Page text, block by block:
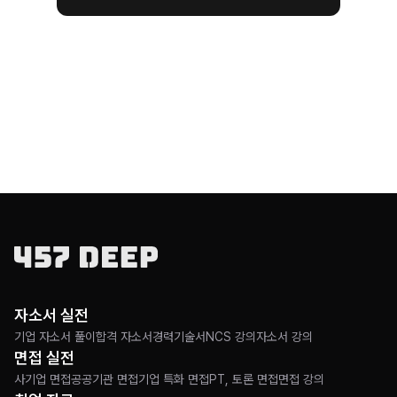
자소서 실전
기업 자소서 풀이 합격 자소서경력기술서 NCS 강의자소서 강의
면접 실전
사기업 면접공공기관 면접기업 특화 면접PT, 토론 면접면접 강의